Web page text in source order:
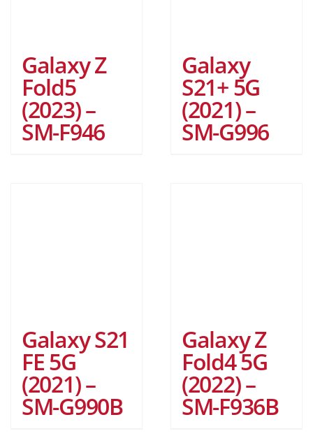
Galaxy Z
Fold5
(2023) –
SM-F946
Galaxy
S21+ 5G
(2021) –
SM-G996
Galaxy S21
FE 5G
(2021) –
SM-G990B
Galaxy Z
Fold4 5G
(2022) –
SM-F936B